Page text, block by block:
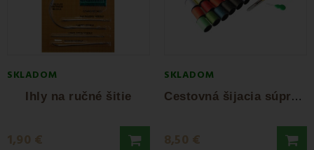
SKLADOM
Ihly na ručné šitie
1,90 €
SKLADOM
C
estovná šijacia súprava
8,50 €